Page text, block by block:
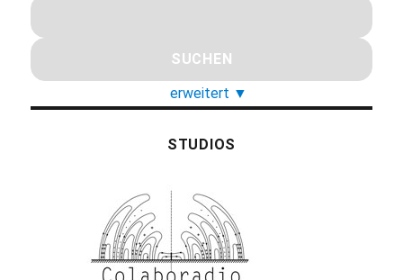
erweitert ▼
STUDIOS